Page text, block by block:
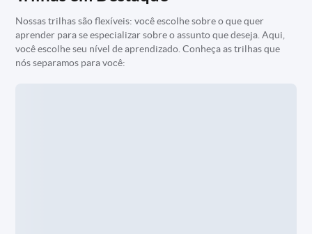
Nossas trilhas são flexíveis: você escolhe sobre o que quer
aprender para se especializar sobre o assunto que deseja. Aqui,
você escolhe seu nível de aprendizado. Conheça as trilhas que
nós separamos para você: